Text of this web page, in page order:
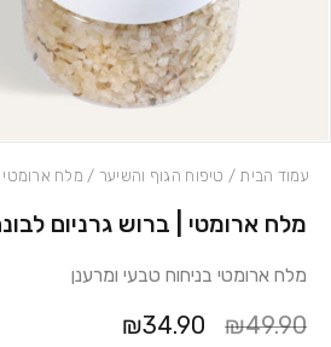
מלח ארומטי | ברוש גרניום
מלח ארומטי בניחוח טבעי ומרענן
₪49.90
₪34.90
כמות מלח ארומטי | ברוש גרניום לבונה
עמוד הבית / טיפוח הגוף והשיער / מלח ארומטי